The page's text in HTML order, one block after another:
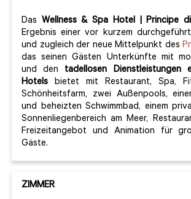
Das Wellness & Spa Hotel | Principe
Ergebnis einer vor kurzem
und zugleich der neue Mittelpunkt des
das seinen Gästen Unterkünfte mit
und den tadellosen Dienstleistungen
Hotels bietet mit Restaurant, Spa,
Schönheitsfarm, zwei Außenpools,
und beheizten Schwimmbad, einem
Sonnenliegenbereich am Meer,
Freizeitangebot und Animation für
Gäste.
ZIMMER